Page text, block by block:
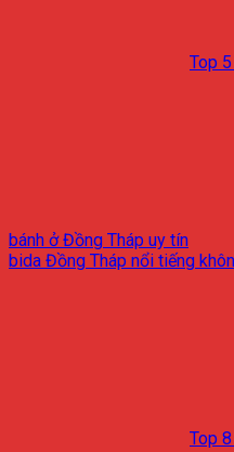
Top
bánh ở Đồng Tháp uy tín
bida Đồng Tháp nổi tiếng
Top